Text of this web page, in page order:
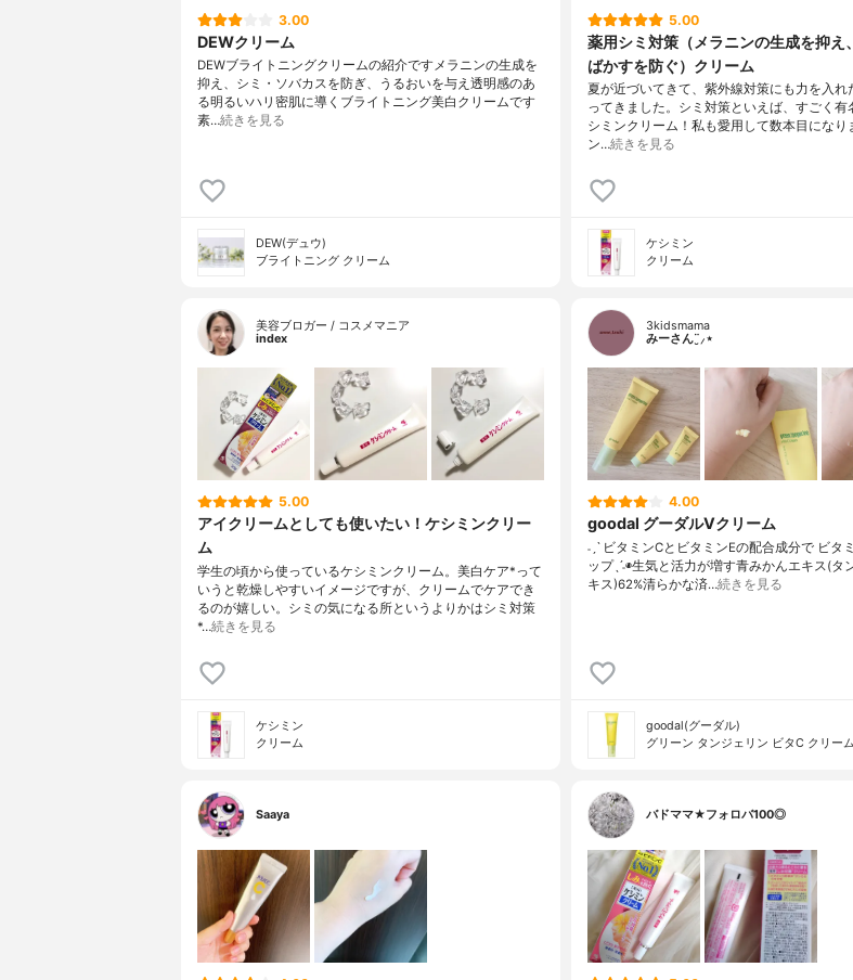
3.00
DEWクリーム
DEWブライトニングクリームの紹介ですメラニンの生成を
抑え、シミ・ソバカスを防ぎ、うるおいを与え透明感のあ
る明るいハリ密肌に導くブライトニング美白クリームです
素…続きを見る
DEW(デュウ)
ブライトニング クリーム
5.00
薬用シミ対策（メラニンの生成を抑え
ばかすを防ぐ）クリーム
夏が近づいてきて、紫外線対策にも力を入れ
ってきました。シミ対策といえば、すごく有
シミンクリーム！私も愛用して数本目になり
ン…続きを見る
ケシミン
クリーム
美容ブロガー / コスメマニア
index
5.00
アイクリームとしても使いたい！ケシミンクリー
ム
学生の頃から使っているケシミンクリーム。美白ケア*って
いうと乾燥しやすいイメージですが、クリームでケアでき
るのが嬉しい。シミの気になる所というよりかはシミ対策
*…続きを見る
ケシミン
クリーム
3kidsmama
みーさん¨̮⸝⋆
4.00
goodal グーダルVクリーム
˗ˏˋ ビタミンCとビタミンEの配合成分で ビタ
ップˎˊ˗◉生気と活力が増す青みかんエキス(タ
キス)62%清らかな済…続きを見る
goodal(グーダル)
グリーン タンジェリン ビタC クリーム
Saaya バドママ★フォロバ100◎